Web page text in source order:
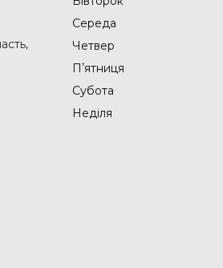
Середа
Четвер
Пʼятниця
Субота
Неділя